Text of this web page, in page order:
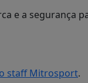
e a segurança
staff Mitrosport.